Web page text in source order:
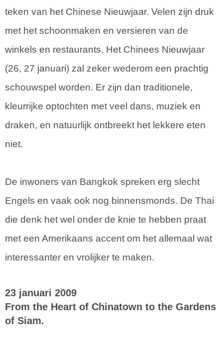
teken van het Chinese Nieuwjaar. Velen zijn druk
met het schoonmaken en versieren van de
winkels en restaurants. Het Chinees Nieuwjaar
(26, 27 januari) zal zeker wederom een prachtig
schouwspel worden. Er zijn dan traditionele,
kleurrijke optochten met veel dans, muziek en
draken, en natuurlijk ontbreekt het lekkere eten
niet.
De inwoners van Bangkok spreken erg slecht
Engels en vaak ook nog binnensmonds. De Thai
die denk het wel onder de knie te hebben praat
met een Amerikaans accent om het allemaal wat
interessanter en vrolijker te maken.
23 januari 2009
From the Heart of Chinatown to the Gardens
of Siam.